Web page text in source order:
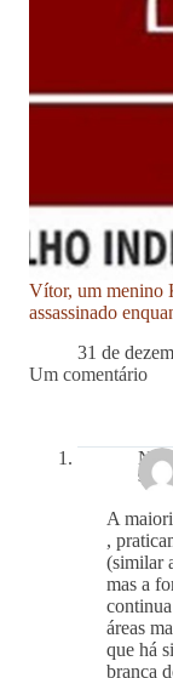
Vítor, um menino
assassinado
31 de
Um comentário
9 DE
A
,
(similar
mas a
áreas
que há
branca